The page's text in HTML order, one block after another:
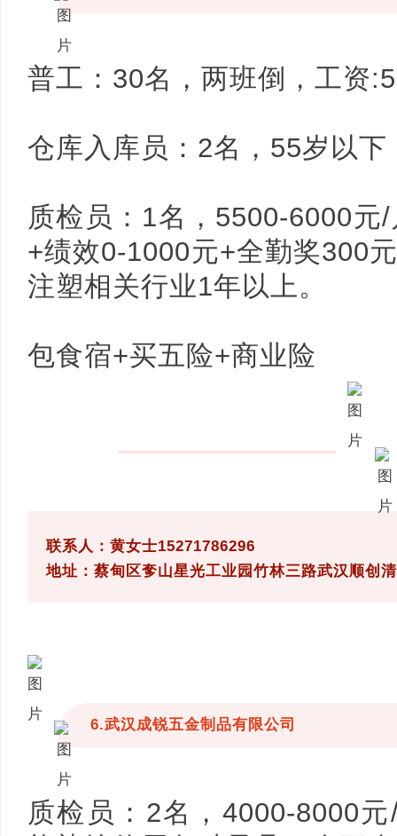
普工：30名，两班倒，工资
仓库入库员：2名，55岁以
质检员：1名，5500-6000元
+绩效0-1000元+全勤奖300
注塑相关行业1年以上。
包食宿+买五险+商业险
联系人：黄女士15271786296
地址：蔡甸区奓山星光工业园竹林三路武汉顺创
6.武汉成锐五金制品有限公司
质检员：2名，4000-8000